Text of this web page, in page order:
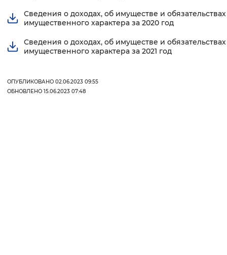
Сведения о доходах, об имуществе и обязательствах
имущественного характера за 2020 год
Сведения о доходах, об имуществе и обязательствах
имущественного характера за 2021 год
ОПУБЛИКОВАНО 02.06.2023 09:55
ОБНОВЛЕНО 15.06.2023 07:48